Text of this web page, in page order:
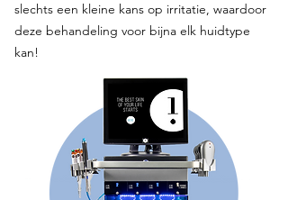
slechts een kleine kans op irritatie, waardoor
deze behandeling voor bijna elk huidtype
kan!